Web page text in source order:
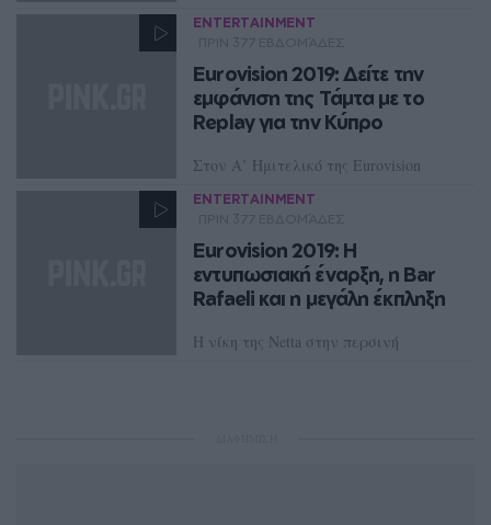
Eurovision
ENTERTAINMENT
Eurovision 2019: Δείτε την
εμφάνιση της Τάμτα με το
Replay για την Κύπρο
Στον Α’ Ημιτελικό της Eurovision
ENTERTAINMENT
Eurovision 2019: Η
εντυπωσιακή έναρξη, η Bar
Rafaeli και η μεγάλη έκπληξη
Η νίκη της Netta στην περσινή